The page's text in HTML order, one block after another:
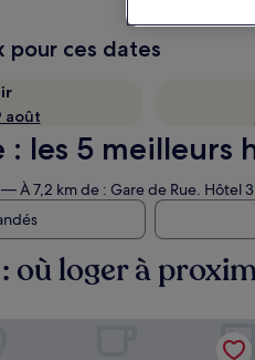
pour ces dates
août
: les 5
— À 7,2 km de : Gare de Rue. Hôtel
où loger à